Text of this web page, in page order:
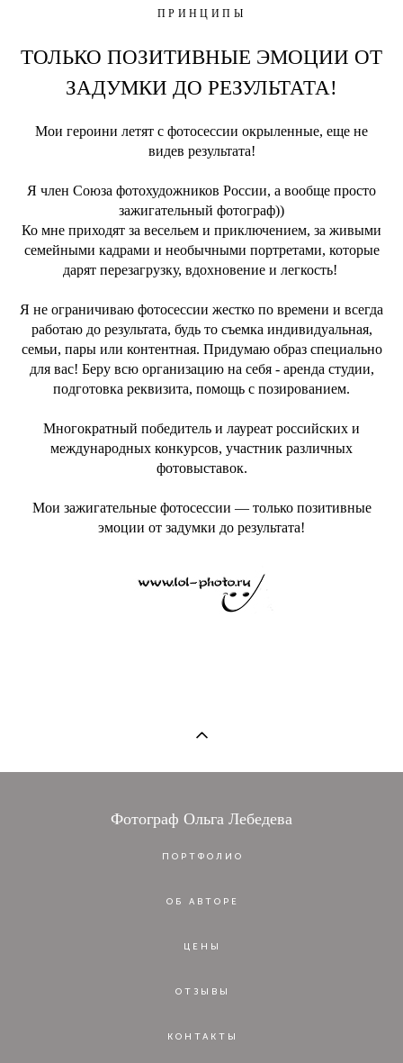
ПРИНЦИПЫ
ТОЛЬКО ПОЗИТИВНЫЕ ЭМОЦИИ ОТ
ЗАДУМКИ ДО РЕЗУЛЬТАТА!
Мои героини летят с фотосессии окрыленные, еще не
видев результата!
Я член Союза фотохудожников России, а вообще просто
зажигательный фотограф))
Ко мне приходят за весельем и приключением, за живыми
семейными кадрами и необычными портретами, которые
дарят перезагрузку, вдохновение и легкость!
Я не ограничиваю фотосессии жестко по времени и всегда
работаю до результата, будь то съемка индивидуальная,
семьи, пары или контентная. Придумаю образ специально
для вас! Беру всю организацию на себя - аренда студии,
подготовка реквизита, помощь с позированием.
Многократный победитель и лауреат российских и
международных конкурсов, участник различных
фотовыставок.
Мои зажигательные фотосессии — только позитивные
эмоции от задумки до результата!
Фотограф Ольга Лебедева
ПОРТФОЛИО
ОБ АВТОРЕ
ЦЕНЫ
ОТЗЫВЫ
КОНТАКТЫ